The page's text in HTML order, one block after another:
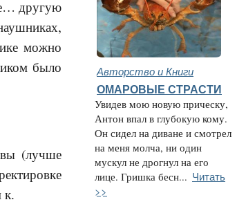
другую
можно
было
(лучше
к.
Авторство и Книги
ОМАРОВЫЕ СТРАСТИ
Увидев мою новую прическу,
Антон впал в глубокую кому.
Он сидел на диване и смотрел
на меня молча, ни один
мускул не дрогнул на его
лице. Гришка бесн... Читать
>>